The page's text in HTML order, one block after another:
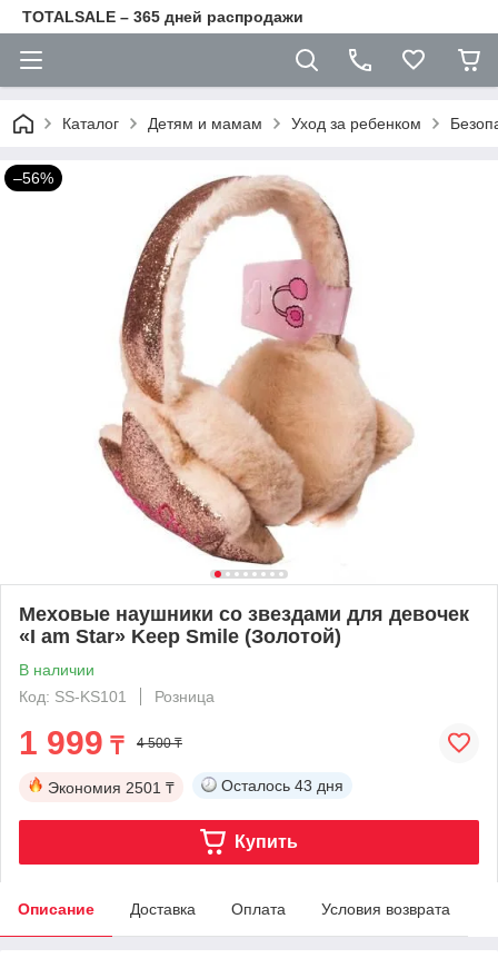
TOTALSALE – 365 дней распродажи
Каталог Детям и мамам Уход за ребенком
–56%
Меховые наушники со звездами для девочек
«I am Star» Keep Smile (Золотой)
В наличии
Код: SS-KS101
Розница
1 999 ₸ 4 500 ₸
Экономия 2501 ₸ Осталось 43 дня
Купить
Описание Доставка Оплата Условия возврата